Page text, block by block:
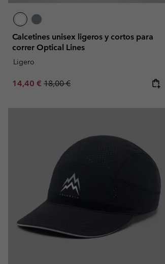
Calcetines unisex ligeros y cortos para
correr Optical Lines
Ligero
Sale price:
14,40 € Regular price:
18,00 €